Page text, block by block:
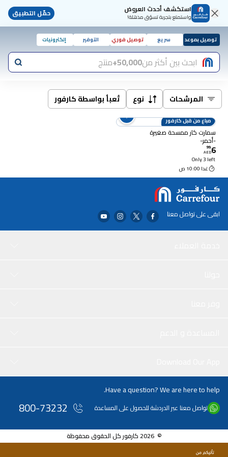
استكشف أحدث العروض
واستمتع بتجربة تسوّق مذهلة! حمّل التطبيق
توصيل بموعد سريع توصيل فوري التوفير إلكترونيات
ابحث بين أكثر من50,000+ منتج
المرشحات نوع تُعبأ بواسطة كارفور
مباع من قبل كارفور
سمارت كار ممسحة صغيرة
-أحمر-
6
.
99
AED
Only 3 left
غدا 10:00 ص
ابقى على تواصل معنا
Have a question? We are here to help.
تواصل معنا عبر الدردشة للحصول على المساعدة 800-73232
© 2026 كارفور كل الحقوق محفوظة